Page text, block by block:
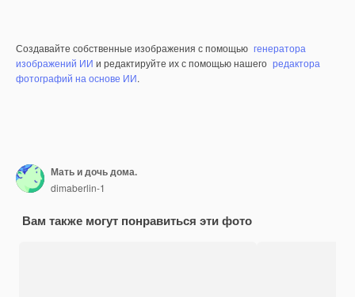
Создавайте собственные изображения с помощью генератора
изображений ИИ и редактируйте их с помощью нашего редактора
фотографий на основе ИИ.
Мать и дочь дома.
dimaberlin-1
Вам также могут понравиться эти фото